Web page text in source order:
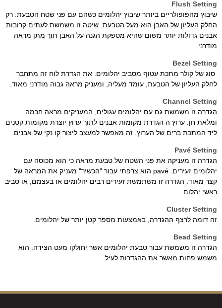
Flush Setting
שיבוץ מהפופולריים ביותר שיבוץ יהלומים כשהם עם פני שטח הטבעת. רק
החלק העליון של האבן הוא מעל הטבעת. שיטה זו משמשת לעתים קרובות
אבנים גדולות יותר משום שהיא מספקת הגנה על האבן תוך מתן מראה
מודרני.
Bezel Setting
סוג של קולר מתכת עטוף מסביב יהלומים. את הגדרת לוח זה מתחבר
לחלק העליון של הטבעת, עומד מעליה, ומעניק מראה גבוה מודרני מאוד.
Channel Setting
הגדרה זו משמשת גם עם יהלומים עגולים, המעניקים מראה חכמה
ומלאת חן. ערוץ ה הגדרת מקומות אבנים לתוך ערוץ יוצרת מקומות קטנים
ליד המתכת ברים של הערוץ. זה מאפשר למעצב ליצור קו נקי של אבנים.
Pavé Setting
הגדרה זו מעניקה את פני השטח של טבעת מראה כי הוא מכוסה עם
יהלומים זעירים. pavé הוא צרפתי עבור "הכשיר" מעניק את המראה של
קצר מאוד. הגדרה זו משתמשת זעירים רבים יהלומים או בעצמם, או סביב
ראשי יהלום.
Cluster Setting
זה דומה לרצף ההגדרה, באמצעות מספר קטן יותר של יהלומים.
Bead Setting
הגדרה זו משמשת עבור טבעת יהלומים אשר יחולקו מעט הצידה. הוא
משמש פחות מאשר את ההגדרות לעיל.